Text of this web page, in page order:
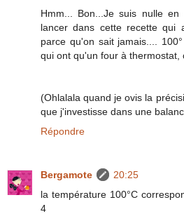
Hmm... Bon...Je suis nulle
lancer dans cette recette qui
parce qu'on sait jamais....
qui ont qu'un four à thermostat,
(Ohlalala quand je ovis la
que j'investisse dans une
Répondre
Bergamote
20:25
la température 100°C
4